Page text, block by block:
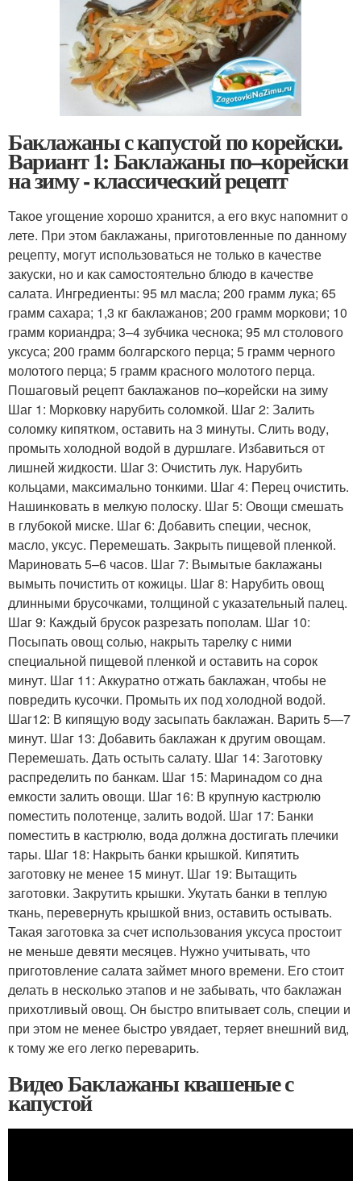
Баклажаны с капустой по корейски.
Вариант 1: Баклажаны по–корейски
на зиму - классический рецепт
Такое угощение хорошо хранится, а его вкус напомнит о
лете. При этом баклажаны, приготовленные по данному
рецепту, могут использоваться не только в качестве
закуски, но и как самостоятельно блюдо в качестве
салата. Ингредиенты: 95 мл масла; 200 грамм лука; 65
грамм сахара; 1,3 кг баклажанов; 200 грамм моркови; 10
грамм кориандра; 3–4 зубчика чеснока; 95 мл столового
уксуса; 200 грамм болгарского перца; 5 грамм черного
молотого перца; 5 грамм красного молотого перца.
Пошаговый рецепт баклажанов по–корейски на зиму
Шаг 1: Морковку нарубить соломкой. Шаг 2: Залить
соломку кипятком, оставить на 3 минуты. Слить воду,
промыть холодной водой в дуршлаге. Избавиться от
лишней жидкости. Шаг 3: Очистить лук. Нарубить
кольцами, максимально тонкими. Шаг 4: Перец очистить.
Нашинковать в мелкую полоску. Шаг 5: Овощи смешать
в глубокой миске. Шаг 6: Добавить специи, чеснок,
масло, уксус. Перемешать. Закрыть пищевой пленкой.
Мариновать 5–6 часов. Шаг 7: Вымытые баклажаны
вымыть почистить от кожицы. Шаг 8: Нарубить овощ
длинными брусочками, толщиной с указательный палец.
Шаг 9: Каждый брусок разрезать пополам. Шаг 10:
Посыпать овощ солью, накрыть тарелку с ними
специальной пищевой пленкой и оставить на сорок
минут. Шаг 11: Аккуратно отжать баклажан, чтобы не
повредить кусочки. Промыть их под холодной водой.
Шаг12: В кипящую воду засыпать баклажан. Варить 5—7
минут. Шаг 13: Добавить баклажан к другим овощам.
Перемешать. Дать остыть салату. Шаг 14: Заготовку
распределить по банкам. Шаг 15: Маринадом со дна
емкости залить овощи. Шаг 16: В крупную кастрюлю
поместить полотенце, залить водой. Шаг 17: Банки
поместить в кастрюлю, вода должна достигать плечики
тары. Шаг 18: Накрыть банки крышкой. Кипятить
заготовку не менее 15 минут. Шаг 19: Вытащить
заготовки. Закрутить крышки. Укутать банки в теплую
ткань, перевернуть крышкой вниз, оставить остывать.
Такая заготовка за счет использования уксуса простоит
не меньше девяти месяцев. Нужно учитывать, что
приготовление салата займет много времени. Его стоит
делать в несколько этапов и не забывать, что баклажан
прихотливый овощ. Он быстро впитывает соль, специи и
при этом не менее быстро увядает, теряет внешний вид,
к тому же его легко переварить.
Видео Баклажаны квашеные с
капустой